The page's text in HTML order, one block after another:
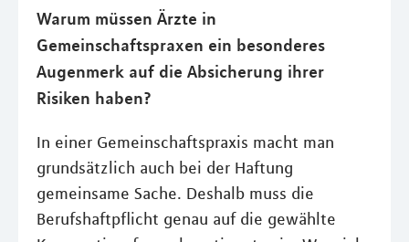
Warum müssen Ärzte in
Gemeinschaftspraxen ein besonderes
Augenmerk auf die Absicherung ihrer
Risiken haben?
In einer Gemeinschaftspraxis macht man
grundsätzlich auch bei der Haftung
gemeinsame Sache. Deshalb muss die
Berufshaftpflicht genau auf die gewählte